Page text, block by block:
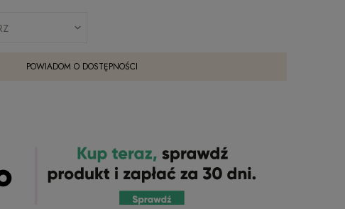
POWIADOM O DOSTĘPNOŚCI